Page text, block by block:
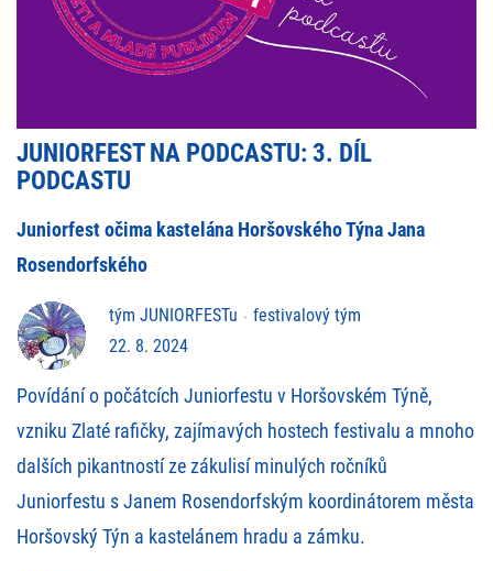
JUNIORFEST NA PODCASTU: 3. DÍL
PODCASTU
Juniorfest očima kastelána Horšovského Týna Jana
Rosendorfského
tým JUNIORFESTu
festivalový tým
22. 8. 2024
Povídání o počátcích Juniorfestu v Horšovském Týně,
vzniku Zlaté rafičky, zajímavých hostech festivalu a mnoho
dalších pikantností ze zákulisí minulých ročníků
Juniorfestu s Janem Rosendorfským koordinátorem města
Horšovský Týn a kastelánem hradu a zámku.